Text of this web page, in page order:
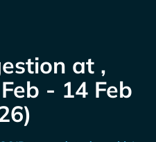
at ,
- 14 Feb